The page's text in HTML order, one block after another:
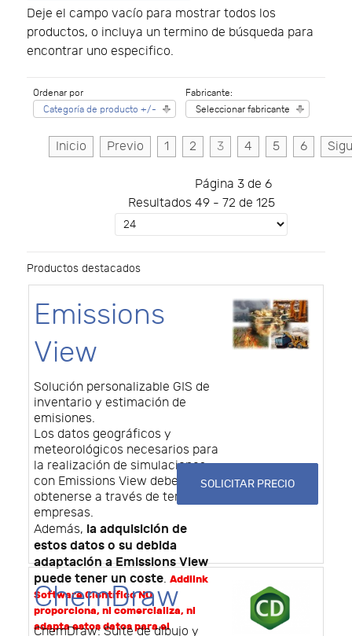
Deje el campo vacío para mostrar todos los
productos, o incluya un termino de búsqueda para
encontrar uno especifico.
Ordenar por
Categoría de producto +/-
Fabricante:
Seleccionar fabricante
Inicio Previo 1 2 3 4 5 6
Página 3 de 6
Resultados 49 - 72 de 125
Productos destacados
Emissions
View
Solución personalizable GIS de
inventario y estimación de
emisiones.
Los datos geográficos y
meteorológicos necesarios para
la realización de simulaciones
con Emissions View deben
obtenerse a través de terceras
empresas.
Además, la adquisición de
estos datos o su debida
adaptación a Emissions View
puede tener un coste. Addlink
Software Científico NO
proporciona, ni comercializa, ni
adapta estos datos para el
SOLICITAR PRECIO
ChemDraw
ChemDraw: Suite de dibujo y